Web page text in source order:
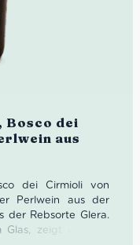
Bosco dei
aus
dei Cirmioli von
Perlwein aus der
der Rebsorte Glera.
zeigt er feine